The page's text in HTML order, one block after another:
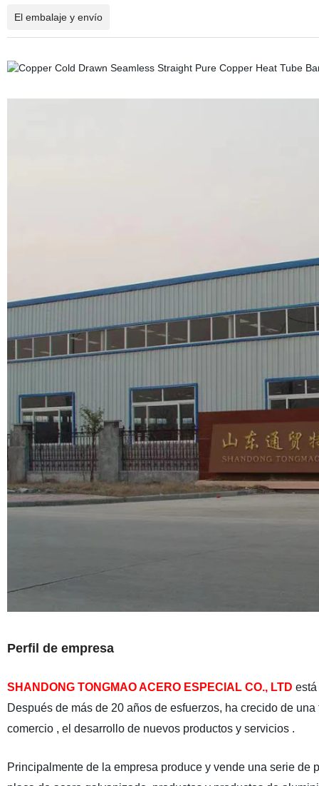
El embalaje y envío
Perfil de empresa
SHANDONG TONGMAO ACERO ESPECIAL CO., LTD
Después de más de 20 años de esfuerzos, ha crecido de
comercio , el desarrollo de nuevos productos y servicios .
Principalmente de la empresa produce y vende una serie de